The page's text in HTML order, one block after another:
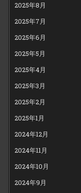
2025年8月
2025年7月
2025年6月
2025年5月
2025年4月
2025年3月
2025年2月
2025年1月
2024年12月
2024年11月
2024年10月
2024年9月